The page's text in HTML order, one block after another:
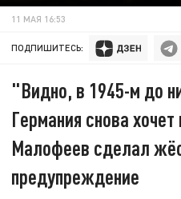
11 МАЯ 16:53
ПОДПИШИТЕСЬ:
"Видно, в 1945-м до
Германия снова
Малофеев сделал
предупреждение